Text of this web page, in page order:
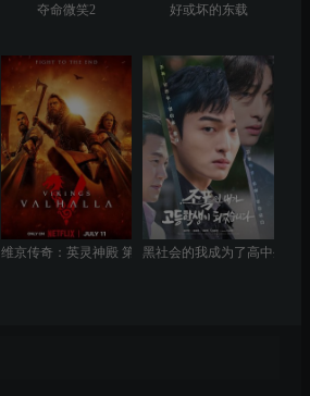
夺命微笑2 好或坏的东载
维京传奇：英灵神殿 第三季黑社会的我成为了高中生